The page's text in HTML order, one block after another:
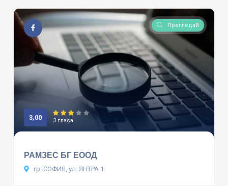
Прегледай
3,00 3 гласа
РАМЗЕС БГ ЕООД
гр. СОФИЯ, ул. ЯНТРА 1